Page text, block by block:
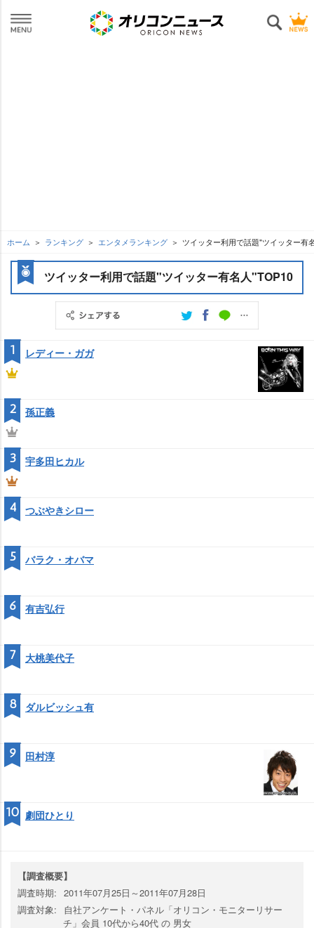
ホーム ランキング エンタメランキング ツイッター利用で話題"ツイッター有
ツイッター利用で話題"ツイッター有名人"TOP10
レディー・ガガ
1
孫正義
2
宇多田ヒカル
3
つぶやきシロー
4
バラク・オバマ
5
有吉弘行
6
大桃美代子
7
ダルビッシュ有
8
田村淳
9
劇団ひとり
10
【調査概要】
調査時期: 2011年07月25日～2011年07月28日
調査対象:
自社アンケート・パネル「オリコン・モニターリサー
チ」会員 10代から40代 の 男女